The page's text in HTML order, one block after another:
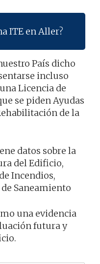
ITE en Aller?
País dicho
incluso
Licencia de
se piden Ayudas
de la
datos sobre la
del Edificio,
Incendios,
Saneamiento
una evidencia
futura y